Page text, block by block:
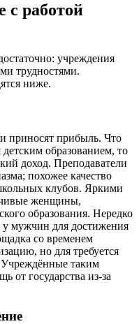
с работой
учреждения
трудностями.
ниже.
приносят прибыль. Что
образованием, то
доход. Преподаватели
похожее качество
клубов. Яркими
женщины,
образования. Нередко
мужчин для достижения
со временем
но для требуется
таким
от государства из-за